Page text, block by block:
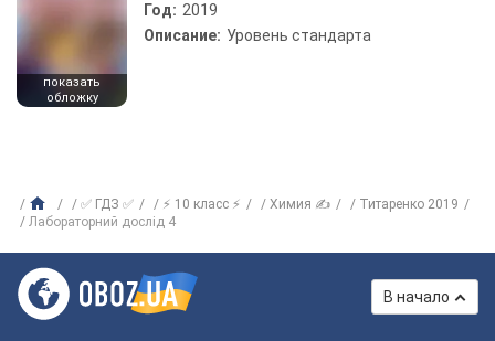
показать
обложку
Год: 2019
Описание: Уровень стандарта
✅ ГДЗ ✅ ⚡ 10 класс ⚡ Химия ✍
Титаренко 2019
Лабораторний дослід 4
В начало